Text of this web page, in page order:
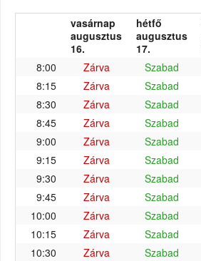
vasárnap
augusztus
16.
hétfő
augusztus
17.
8:00
Zárva Szabad
8:15
Zárva Szabad
8:30
Zárva Szabad
8:45
Zárva Szabad
9:00
Zárva Szabad
9:15
Zárva Szabad
9:30
Zárva Szabad
9:45
Zárva Szabad
10:00
Zárva Szabad
10:15
Zárva Szabad
10:30
Zárva Szabad